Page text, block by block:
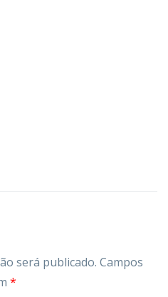
será publicado. Campos
*